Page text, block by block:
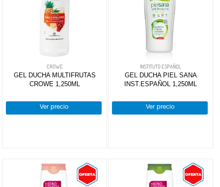
CROWE
GEL DUCHA MULTIFRUTAS
CROWE 1,250ML
Ver precio
INSTITUTO ESPAÑOL
GEL DUCHA PIEL SANA
INST.ESPAÑOL 1,250ML
Ver precio